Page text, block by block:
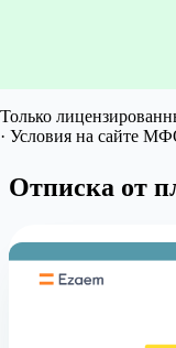
Только
· Условия на сайте
Отписка от